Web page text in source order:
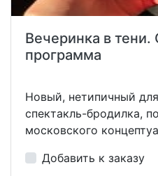
Вечеринка в тени.
программа
Новый, нетипичный
спектакль-бродилка,
московского
Добавить к заказу